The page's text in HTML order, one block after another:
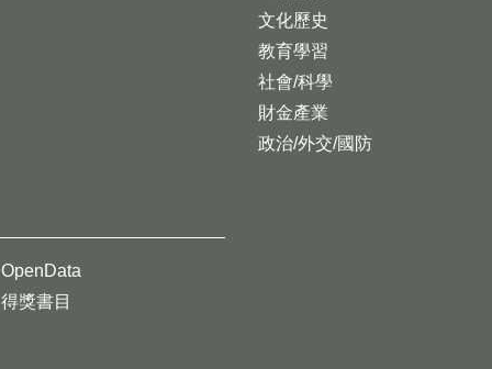
文化歷史
教育學習
社會/科學
財金產業
政治/外交/國防
OpenData
得獎書目